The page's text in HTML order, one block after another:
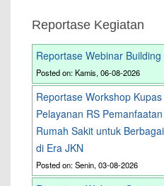
Reportase Kegiatan
Reportase Webinar
Posted on: Kamis, 06-08-2026
Reportase Workshop
Pelayanan RS
Rumah Sakit untuk
di Era JKN
Posted on: Senin, 03-08-2026